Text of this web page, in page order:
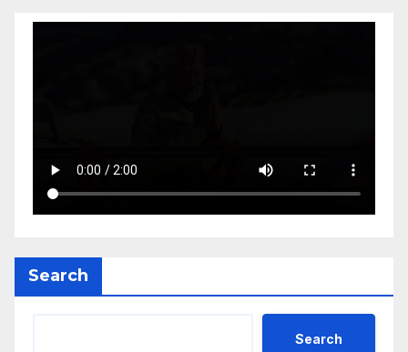
Search
Search